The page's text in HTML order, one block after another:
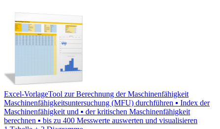
Excel-VorlageTool zur Berechnung der Maschinenfähigkeit
Maschinenfähigkeitsuntersuchung (MFU) durchführen ▪ Index der
Maschinenfähigkeit und ▪ der kritischen Maschinenfähigkeit
berechnen ▪ bis zu 400 Messwerte auswerten und visualisieren